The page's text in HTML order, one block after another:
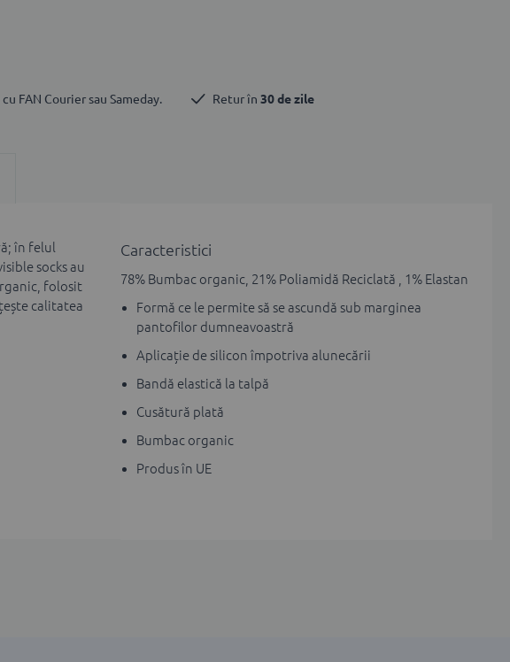
cu FAN Courier sau Sameday. Retur în 30 de zile
Caracteristici
78% Bumbac organic, 21% Poliamidă Reciclată , 1% Elastan
Formă ce le permite să se ascundă sub marginea
pantofilor dumneavoastră
Aplicație de silicon împotriva alunecării
Bandă elastică la talpă
Cusătură plată
Bumbac organic
Produs în UE
în felul
socks au
folosit
calitatea